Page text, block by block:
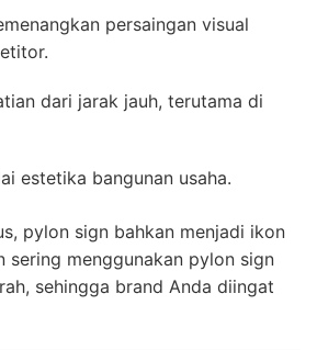
persaingan visual
dari jarak jauh, terutama di
estetika bangunan usaha.
pylon sign bahkan menjadi ikon
menggunakan pylon sign
sehingga brand Anda diingat